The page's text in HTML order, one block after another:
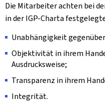
Die Mitarbeiter achten bei
in der IGP-Charta
Unabhängigkeit
Objektivität in ihrem
Ausdrucksweise;
Transparenz in ihrem
Integrität.